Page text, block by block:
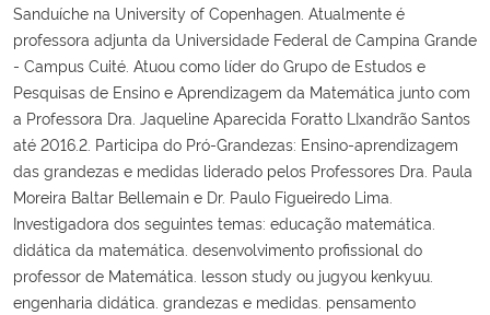
Sanduíche na University of Copenhagen. Atualmente é
professora adjunta da Universidade Federal de Campina Grande
- Campus Cuité. Atuou como líder do Grupo de Estudos e
Pesquisas de Ensino e Aprendizagem da Matemática junto com
a Professora Dra. Jaqueline Aparecida Foratto LIxandrão Santos
até 2016.2. Participa do Pró-Grandezas: Ensino-aprendizagem
das grandezas e medidas liderado pelos Professores Dra. Paula
Moreira Baltar Bellemain e Dr. Paulo Figueiredo Lima.
Investigadora dos seguintes temas: educação matemática.
didática da matemática. desenvolvimento profissional do
professor de Matemática. lesson study ou jugyou kenkyuu.
engenharia didática. grandezas e medidas. pensamento